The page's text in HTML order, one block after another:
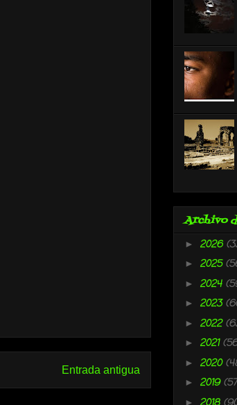
Entrada antigua
Archivo
► 2026
► 2025
► 2024
► 2023
► 2022
► 2021
► 2020
► 2019
►